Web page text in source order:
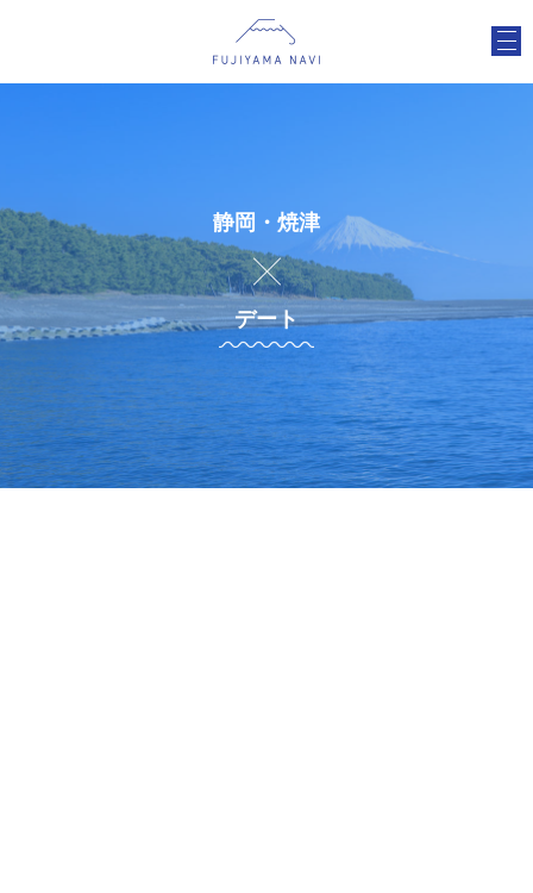
静岡・焼津
デート